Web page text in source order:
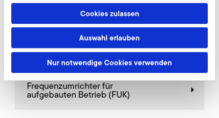
Cookies zulassen
Auswahl erlauben
Nur notwendige Cookies verwenden
Feinfilter, Saugseite
Frequenz­umrichter für
aufgebauten Betrieb (FUK)